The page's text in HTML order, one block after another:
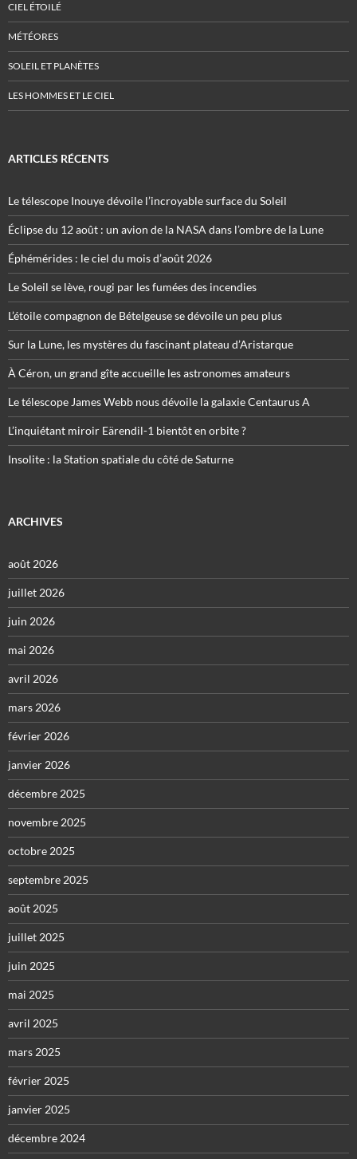
CIEL ÉTOILÉ
MÉTÉORES
SOLEIL ET PLANÈTES
LES HOMMES ET LE CIEL
ARTICLES RÉCENTS
Le télescope Inouye dévoile l’incroyable surface du Soleil
Éclipse du 12 août : un avion de la NASA dans l’ombre de la Lune
Éphémérides : le ciel du mois d’août 2026
Le Soleil se lève, rougi par les fumées des incendies
L’étoile compagnon de Bételgeuse se dévoile un peu plus
Sur la Lune, les mystères du fascinant plateau d’Aristarque
À Céron, un grand gîte accueille les astronomes amateurs
Le télescope James Webb nous dévoile la galaxie Centaurus A
L’inquiétant miroir Eärendil-1 bientôt en orbite ?
Insolite : la Station spatiale du côté de Saturne
ARCHIVES
août 2026
juillet 2026
juin 2026
mai 2026
avril 2026
mars 2026
février 2026
janvier 2026
décembre 2025
novembre 2025
octobre 2025
septembre 2025
août 2025
juillet 2025
juin 2025
mai 2025
avril 2025
mars 2025
février 2025
janvier 2025
décembre 2024